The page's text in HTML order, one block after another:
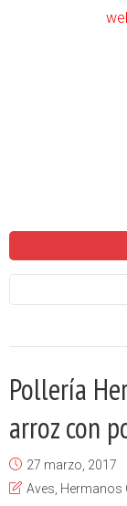
Pollería
arroz con
27 marzo, 2017
Aves, Hermanos